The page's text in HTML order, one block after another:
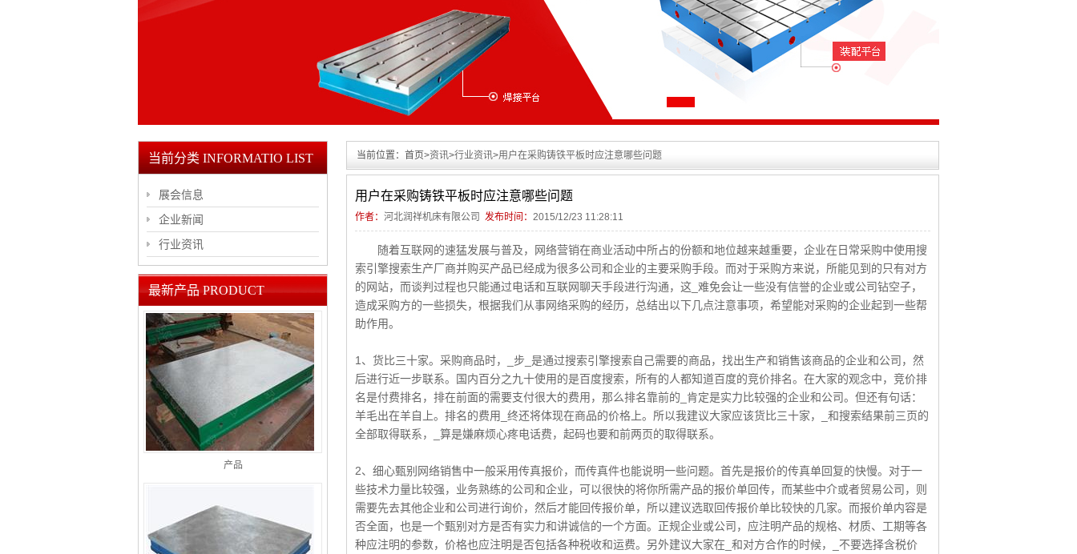
当前位置： 首页>资讯>行业资讯>用户在采购铸铁平板时应注意哪些问题
用户在采购铸铁平板时应注意哪些问题
作者： 河北润祥机床有限公司 发布时间： 2015/12/23 11:28:11
随着互联网的速猛发展与普及，网络营销在商业活动中所占的份额和地位越来越重要，企业在日常采购中使用搜
索引擎搜索生产厂商并购买产品已经成为很多公司和企业的主要采购手段。而对于采购方来说，所能见到的只有对方
的网站，而谈判过程也只能通过电话和互联网聊天手段进行沟通，这_难免会让一些没有信誉的企业或公司钻空子，
造成采购方的一些损失，根据我们从事网络采购的经历，总结出以下几点注意事项，希望能对采购的企业起到一些帮
助作用。
1、货比三十家。采购商品时，_步_是通过搜索引擎搜索自己需要的商品，找出生产和销售该商品的企业和公司，然
后进行近一步联系。国内百分之九十使用的是百度搜索，所有的人都知道百度的竞价排名。在大家的观念中，竞价排
名是付费排名，排在前面的需要支付很大的费用，那么排名靠前的_肯定是实力比较强的企业和公司。但还有句话：
羊毛出在羊自上。排名的费用_终还将体现在商品的价格上。所以我建议大家应该货比三十家，_和搜索结果前三页的
全部取得联系，_算是嫌麻烦心疼电话费，起码也要和前两页的取得联系。
2、细心甄别网络销售中一般采用传真报价，而传真件也能说明一些问题。首先是报价的传真单回复的快慢。对于一
些技术力量比较强，业务熟练的公司和企业，可以很快的将你所需产品的报价单回传，而某些中介或者贸易公司，则
需要先去其他企业和公司进行询价，然后才能回传报价单，所以建议选取回传报价单比较快的几家。而报价单内容是
否全面，也是一个甄别对方是否有实力和讲诚信的一个方面。正规企业或公司，应注明产品的规格、材质、工期等各
种应注明的参数，价格也应注明是否包括各种税收和运费。另外建议大家在_和对方合作的时候，_不要选择含税价
当前分类 INFORMATIO LIST
展会信息
企业新闻
行业资讯
最新产品 PRODUCT
产品